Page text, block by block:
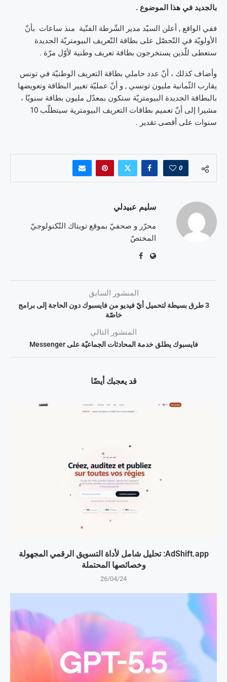
بالجديد في هذا الموضوع .
ففي الواقع , أعلن السيّد مدير الشّرطة الفنّية منذ ساعات بأنّ
الأولويّة في التّحصّل على بطاقة التّعريف البيومتريّة الجديدة
ستعطى للّذين يستخرجون بطاقة تعريف وطنية لأوّل مرّة .
وأضاف كذلك ، أنّ عدد حاملي بطاقة التعريف الوطنيّة في تونس
يقارب الثّمانية مليون تونسي , و أنّ عمليّة تغيير البطاقة وتعويضها
بالبطاقة الجديدة البيومتريّة ستكون بمعدّل مليون بطاقة سنويّا ،
مشيرا إلى أنّ تعميم بطاقات التعريف البيومترية سيتطلّب 10
سنوات على أقصى تقدير .
0
سليم عبيدلي
محرّر و صحفيّ بموقع تويتاك التّكنولوجيّ
المختصّ
المنشور السابق
3 طرق بسيطة لتحميل أيّ فيديو من فايسبوك دون الحاجة إلى برامج
خاصّة
المنشور التالي
فايسبوك يطلق خدمة المحادثات الجماعيّة على Messenger
قد يعجبك أيضًا
AdShift.app: تحليل شامل لأداة التسويق الرقمي المجهولة
وخصائصها المحتملة
26/04/24